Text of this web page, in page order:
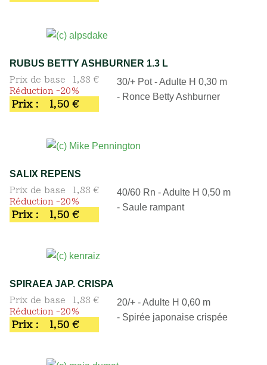
RUBUS BETTY ASHBURNER 1.3 L
Prix de base
1,88 €
Réduction -20%
Prix : 1,50 €
30/+ Pot - Adulte H 0,30 m
- Ronce Betty Ashburner
SALIX REPENS
Prix de base
1,88 €
Réduction -20%
Prix : 1,50 €
40/60 Rn - Adulte H 0,50 m
- Saule rampant
SPIRAEA JAP. CRISPA
Prix de base
1,88 €
Réduction -20%
Prix : 1,50 €
20/+ - Adulte H 0,60 m
- Spirée japonaise crispée